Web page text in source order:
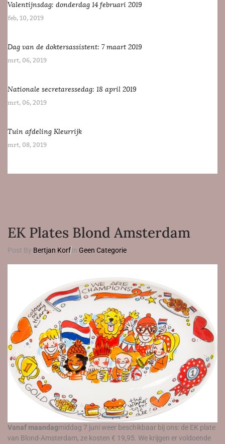
Valentijnsdag: donderdag 14 februari 2019
feb, 10, 2019
Dag van de doktersassistent: 7 maart 2019
mrt, 06, 2019
Nationale secretaressedag: 18 april 2019
mrt, 06, 2019
Tuin afdeling Kleurrijk
mrt, 08, 2019
EK Plates Blond Amsterdam
Post By Bertjan KorfIn Geen Categorie
Vanaf maandagmiddag 7 juni weer beschikbaar bij ons: de EK plate
van Blond-Amsterdam, ze kosten € 19,95. We krijgen er voldoende